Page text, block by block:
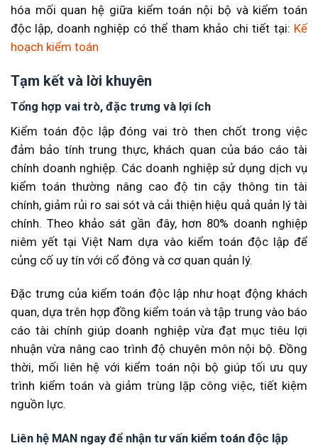
hóa mối quan hệ giữa kiểm toán nội bộ và kiểm toán
độc lập, doanh nghiệp có thể tham khảo chi tiết tại: Kế
hoạch kiểm toán
Tạm kết và lời khuyên
Tổng hợp vai trò, đặc trưng và lợi ích
Kiểm toán độc lập đóng vai trò then chốt trong việc
đảm bảo tính trung thực, khách quan của báo cáo tài
chính doanh nghiệp. Các doanh nghiệp sử dụng dịch vụ
kiểm toán thường nâng cao độ tin cậy thông tin tài
chính, giảm rủi ro sai sót và cải thiện hiệu quả quản lý tài
chính. Theo khảo sát gần đây, hơn 80% doanh nghiệp
niêm yết tại Việt Nam dựa vào kiểm toán độc lập để
củng cố uy tín với cổ đông và cơ quan quản lý.
Đặc trưng của kiểm toán độc lập như hoạt động khách
quan, dựa trên hợp đồng kiểm toán và tập trung vào báo
cáo tài chính giúp doanh nghiệp vừa đạt mục tiêu lợi
nhuận vừa nâng cao trình độ chuyên môn nội bộ. Đồng
thời, mối liên hệ với kiểm toán nội bộ giúp tối ưu quy
trình kiểm toán và giảm trùng lặp công việc, tiết kiệm
nguồn lực.
Liên hệ MAN ngay để nhận tư vấn kiểm toán độc lập